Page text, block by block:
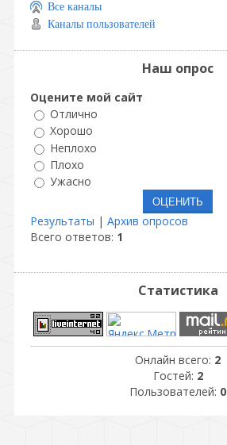
Все каналы
Каналы пользователей
Наш опрос
Оцените мой сайт
Отлично
Хорошо
Неплохо
Плохо
Ужасно
Результаты | Архив опросов
Всего ответов: 1
Статистика
Онлайн всего: 2
Гостей: 2
Пользователей: 0